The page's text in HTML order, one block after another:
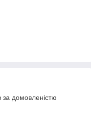
домовленістю